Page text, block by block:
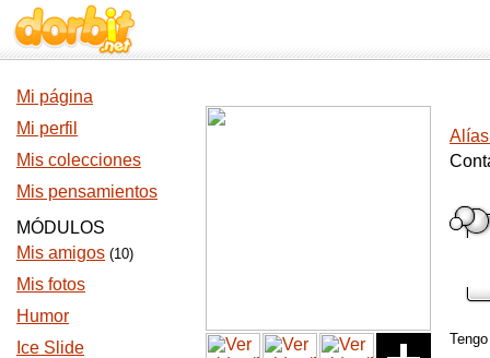
Mi página
Mi perfil
Mis colecciones
Mis pensamientos
MÓDULOS
Mis amigos (10)
Mis fotos
Humor
Ice Slide